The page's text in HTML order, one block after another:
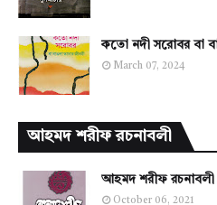
কতো নদী সরোবর বা
March 07, 2024
আহমদ শরীফ রচনাবলী
আহমদ শরীফ
October 06, 2021